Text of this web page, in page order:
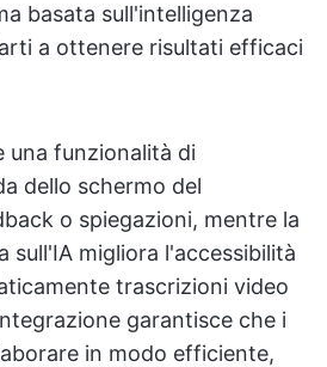
basata sull'intelligenza
a ottenere risultati efficaci
una funzionalità di
dello schermo del
o spiegazioni, mentre la
sull'IA migliora l'accessibilità
trascrizioni video
garantisce che i
in modo efficiente,